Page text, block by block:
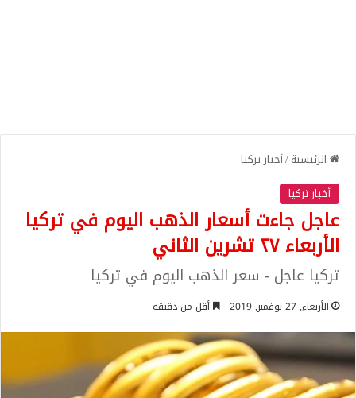
الرئيسية/أخبار تركيا
أخبار تركيا
عاجل جاءت أسعار الذهب اليوم في تركيا
الأربعاء ٢٧ تشرين الثاني
تركيا عاجل - سعر الذهب اليوم في تركيا
الأربعاء, 27 نوفمبر, 2019 أقل من دقيقة